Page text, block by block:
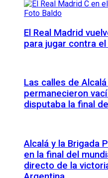
El Real Madrid
para jugar contra el
Las calles de
permanecieron
disputaba la final
Alcalá y la Brigada
en la final del
directo de la